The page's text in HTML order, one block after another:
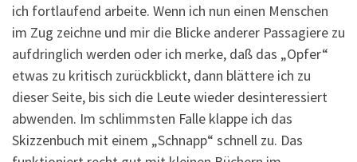
ich fortlaufend arbeite. Wenn ich nun einen Menschen
im Zug zeichne und mir die Blicke anderer Passagiere zu
aufdringlich werden oder ich merke, daß das „Opfer“
etwas zu kritisch zurückblickt, dann blättere ich zu
dieser Seite, bis sich die Leute wieder desinteressiert
abwenden. Im schlimmsten Falle klappe ich das
Skizzenbuch mit einem „Schnapp“ schnell zu. Das